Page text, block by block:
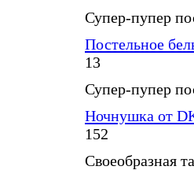
Супер-пупер
Постельное
13
Супер-пупер
Ночнушка от
152
Своеобразная